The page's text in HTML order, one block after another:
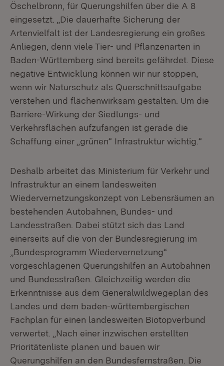
Öschelbronn, für Querungshilfen über die A 8
eingesetzt. „Die dauerhafte Sicherung der
Artenvielfalt ist der Landesregierung ein großes
Anliegen, denn viele Tier- und Pflanzenarten in
Baden-Württemberg sind bereits gefährdet. Diese
negative Entwicklung können wir nur stoppen,
wenn wir Naturschutz als Querschnittsaufgabe
verstehen und flächenwirksam gestalten. Um die
Barriere-Wirkung der Siedlungs- und
Verkehrsflächen aufzufangen ist gerade die
Schaffung einer „grünen“ Infrastruktur wichtig.“
Deshalb arbeitet das Ministerium für Verkehr und
Infrastruktur an einem landesweiten
Wiedervernetzungskonzept von Lebensräumen an
bestehenden Autobahnen, Bundes- und
Landesstraßen. Dabei stützt sich das Land
einerseits auf die von der Bundesregierung im
„Bundesprogramm Wiedervernetzung“
vorgeschlagenen Querungshilfen an Autobahnen
und Bundesstraßen. Gleichzeitig werden die
Erkenntnisse aus dem Generalwildwegeplan des
Landes und dem baden-württembergischen
Fachplan für einen landesweiten Biotopverbund
verwertet. „Nach einer inzwischen erstellten
Prioritätenliste planen und bauen wir
Querungshilfen an den Bundesfernstraßen. Die